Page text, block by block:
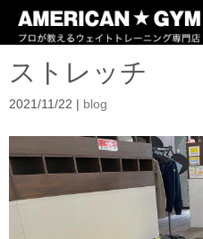
ストレッチ
2021/11/22 | blog